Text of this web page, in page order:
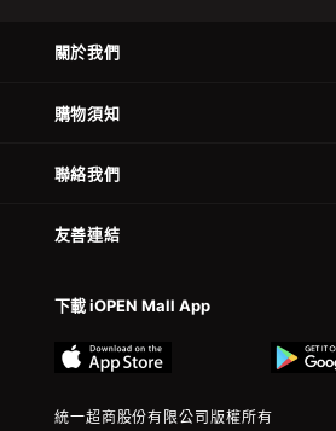
關於我們
購物須知
聯絡我們
友善連結
下載 iOPEN Mall App
統一超商股份有限公司版權所有